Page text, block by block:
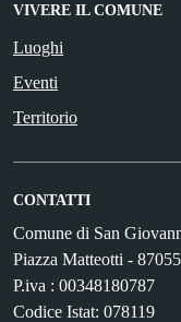
VIVERE IL COMUNE
Luoghi
Eventi
Territorio
CONTATTI
Comune di San
Piazza Matteotti -
P.iva : 00348180787
Codice Istat: 078119